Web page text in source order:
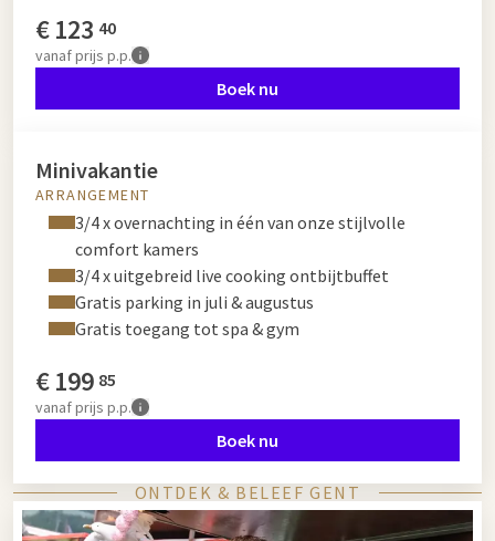
€123 40
vanafprijs p.p.
Boek nu
Minivakantie
ARRANGEMENT
3/4 x overnachting in één van onze stijlvolle
comfort kamers
3/4 x uitgebreid live cooking ontbijtbuffet
Gratis parking in juli & augustus
Gratis toegang tot spa & gym
€199 85
vanafprijs p.p.
Boek nu
ONTDEK & BELEEF GENT